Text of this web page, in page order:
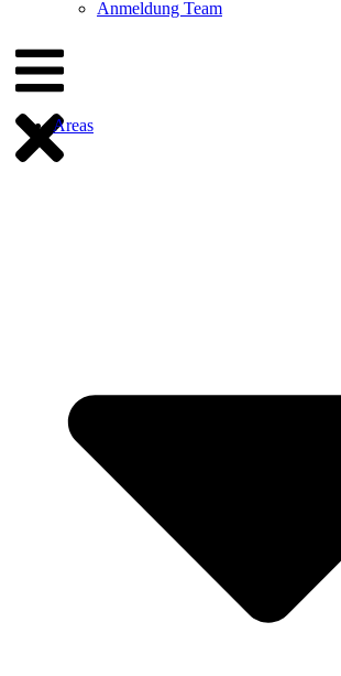
Anmeldung Team
Areas